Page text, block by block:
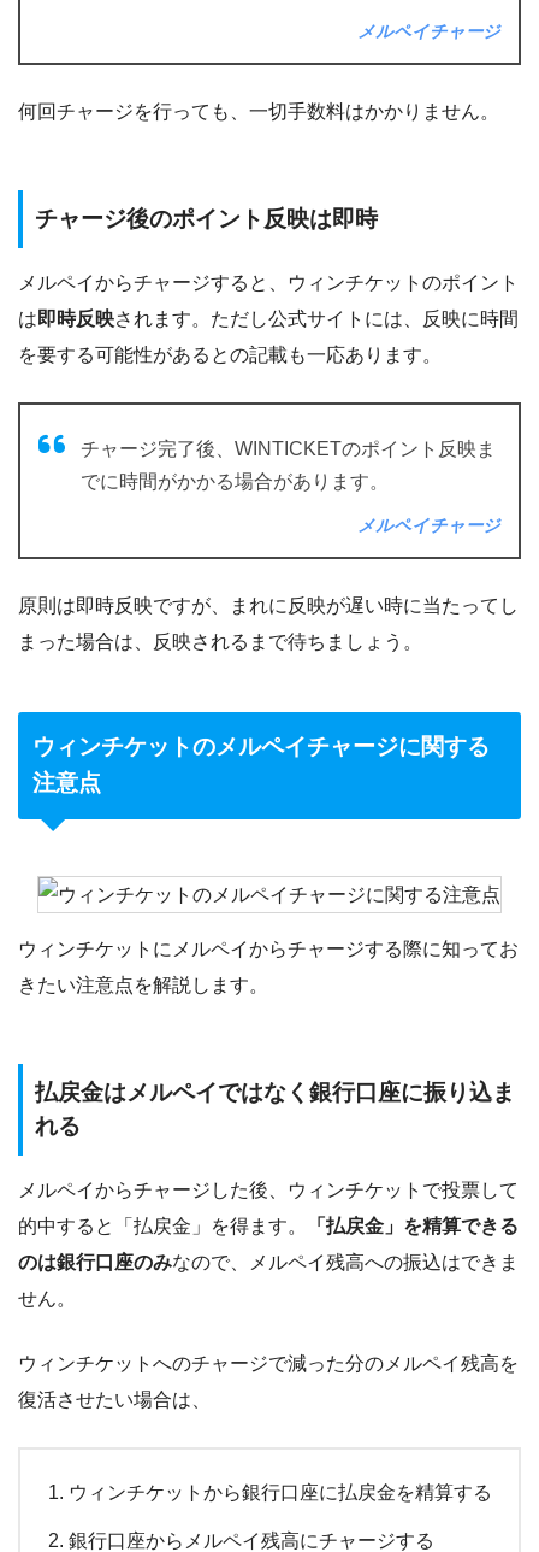
メルペイチャージ
何回チャージを行っても、一切手数料はかかりません。
チャージ後のポイント反映は即時
メルペイからチャージすると、ウィンチケットのポイント
は 即時反映されます。ただし公式サイトには、反映に時間
を要する可能性があるとの記載も一応あります。
チャージ完了後、WINTICKETのポイント反映ま
でに時間がかかる場合があります。
メルペイチャージ
原則は即時反映ですが、まれに反映が遅い時に当たってし
まった場合は、反映されるまで待ちましょう。
ウィンチケットのメルペイチャージに関する
注意点
ウィンチケットにメルペイからチャージする際に知ってお
きたい注意点を解説します。
払戻金はメルペイではなく銀行口座に振り込ま
れる
メルペイからチャージした後、ウィンチケットで投票して
的中すると「払戻金」を得ます。
「払戻金」を精算できる
のは銀行口座のみなので、メルペイ残高への振込はできま
せん。
ウィンチケットへのチャージで減った分のメルペイ残高を
復活させたい場合は、
ウィンチケットから銀行口座に払戻金を精算する
銀行口座からメルペイ残高にチャージする